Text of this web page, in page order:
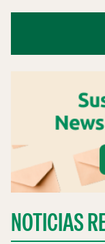
NOTICIAS